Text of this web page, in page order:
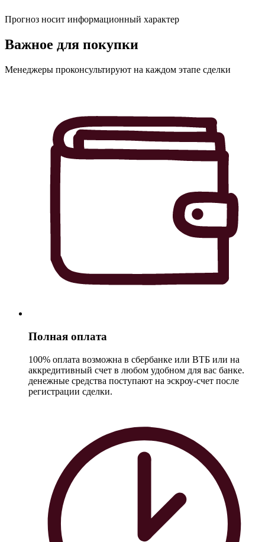
Прогноз носит информационный характер
Важное для покупки
Менеджеры проконсультируют на каждом этапе сделки
Полная оплата
100% оплата возможна в сбербанке или ВТБ или на
аккредитивный счет в любом удобном для вас банке.
денежные средства поступают на эскроу-счет после
регистрации сделки.